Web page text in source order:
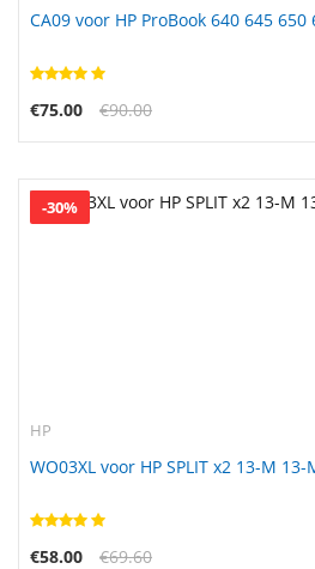
CA09 voor HP ProBook 640 645 650
€75.00 €90.00
-30%
HP
WO03XL voor HP SPLIT x2 13-M
€58.00 €69.60